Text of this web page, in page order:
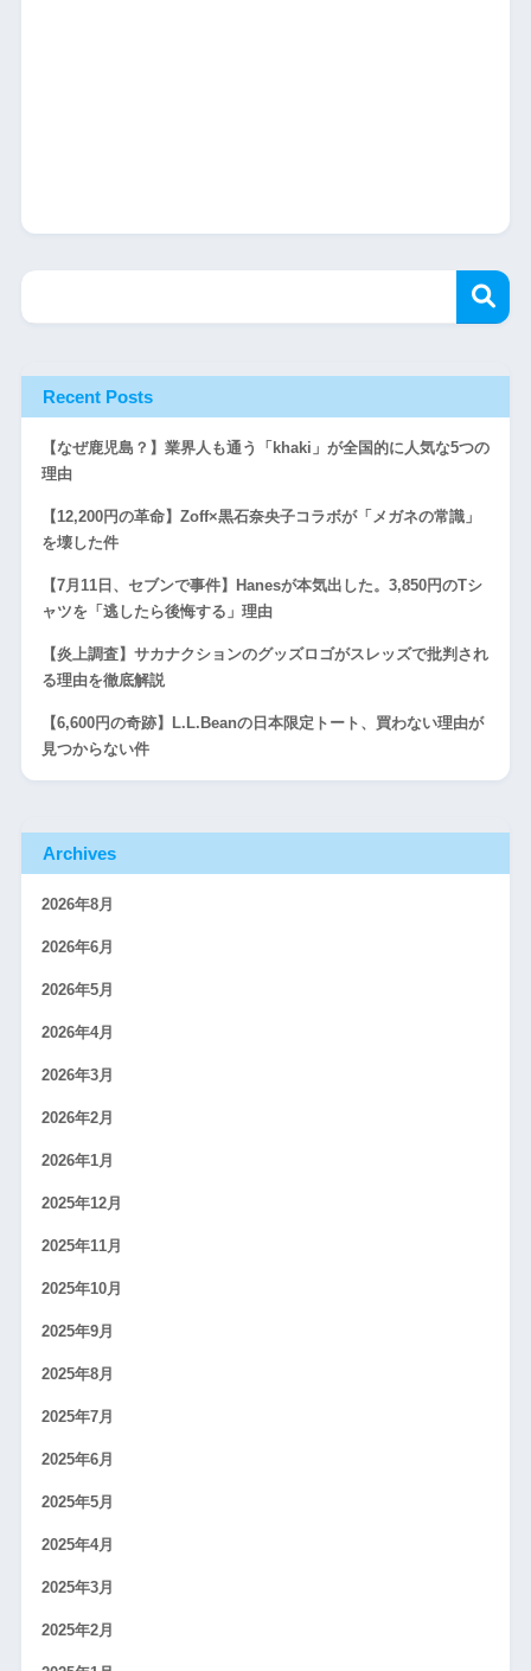
Recent Posts
【なぜ鹿児島？】業界人も通う「khaki」が全国的に人気な5つの
理由
【12,200円の革命】Zoff×黒石奈央子コラボが「メガネの常識」
を壊した件
【7月11日、セブンで事件】Hanesが本気出した。3,850円のTシ
ャツを「逃したら後悔する」理由
【炎上調査】サカナクションのグッズロゴがスレッズで批判され
る理由を徹底解説
【6,600円の奇跡】L.L.Beanの日本限定トート、買わない理由が
見つからない件
Archives
2026年8月
2026年6月
2026年5月
2026年4月
2026年3月
2026年2月
2026年1月
2025年12月
2025年11月
2025年10月
2025年9月
2025年8月
2025年7月
2025年6月
2025年5月
2025年4月
2025年3月
2025年2月